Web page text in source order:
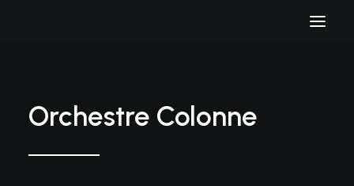
Orchestre Colonne